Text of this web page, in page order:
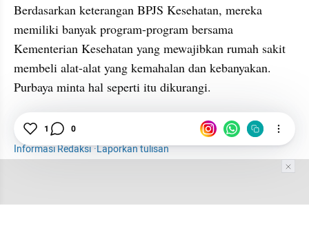
Berdasarkan keterangan BPJS Kesehatan, mereka
memiliki banyak program-program bersama
Kementerian Kesehatan yang mewajibkan rumah sakit
membeli alat-alat yang kemahalan dan kebanyakan.
Purbaya minta hal seperti itu dikurangi.
Prabowo BPJS Kesehatan
Sektor Riil
Informasi Redaksi·Laporkan tulisan
1 0